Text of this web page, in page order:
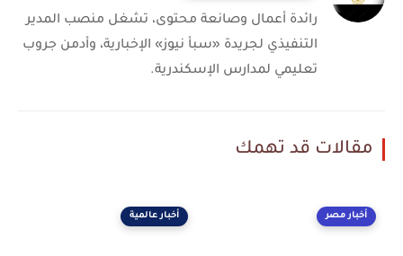
رائدة أعمال وصانعة محتوى، تشغل منصب المدير
التنفيذي لجريدة «سبأ نيوز» الإخبارية، وأدمن جروب
تعليمي لمدارس الإسكندرية.
مقالات قد تهمك
أخبار مصر أخبار عالمية